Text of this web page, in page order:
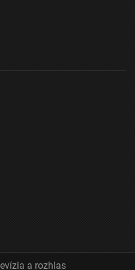
štatistík
zdrojov
výber obsahu
aktívne
IAB:
a rozhlas